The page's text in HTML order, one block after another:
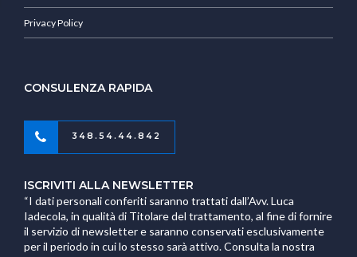
Privacy Policy
CONSULENZA RAPIDA
348.54.44.842
ISCRIVITI ALLA NEWSLETTER
“I dati personali conferiti saranno trattati dall’Avv. Luca
Iadecola, in qualità di Titolare del trattamento, al fine di fornire
il servizio di newsletter e saranno conservati esclusivamente
per il periodo in cui lo stesso sarà attivo. Consulta la nostra